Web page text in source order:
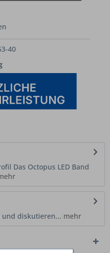
40
Das Octopus LED Band
und diskutieren... mehr